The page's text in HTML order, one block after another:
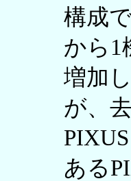
構成
から1
増加
が、
ある